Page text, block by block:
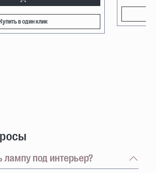
в один клик
лампу под интерьер?